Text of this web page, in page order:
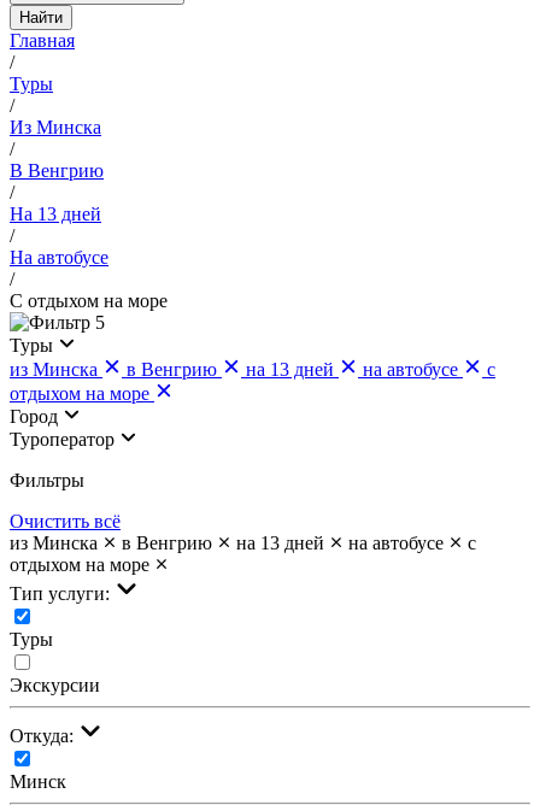
Найти
Главная
/
Туры
/
Из Минска
/
В Венгрию
/
На 13 дней
/
На автобусе
/
С отдыхом на море
5
Туры
из Минска
в Венгрию на 13 дней на автобусе
с
отдыхом на море
Город
Туроператор
Фильтры
Очистить всё
из Минска
в Венгрию на 13 дней на автобусе
с
отдыхом на море
Тип услуги:
Туры
Экскурсии
Откуда:
Минск